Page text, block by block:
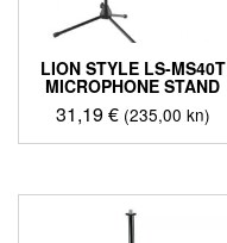
LION STYLE LS-MS40T
MICROPHONE STAND
31,19€ (235,00 kn)